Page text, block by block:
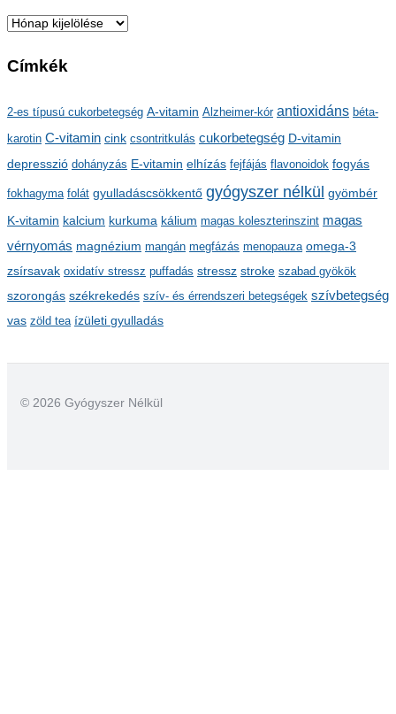
A
c
í
v
u
m
Címkék
2-es típusú cukorbetegség A-vitamin Alzheimer-kór antioxidáns béta-
karotin C-vitamin cink csontritkulás cukorbetegség D-vitamin
depresszió dohányzás E-vitamin elhízás fejfájás flavonoidok fogyás
fokhagyma folát gyulladáscsökkentő gyógyszer nélkül gyömbér
K-vitamin kalcium kurkuma kálium magas koleszterinszint magas
vérnyomás magnézium mangán megfázás menopauza omega-3
zsírsavak oxidatív stressz puffadás stressz stroke szabad gyökök
szorongás székrekedés szív- és érrendszeri betegségek szívbetegség
vas zöld tea ízületi gyulladás
© 2026 Gyógyszer Nélkül